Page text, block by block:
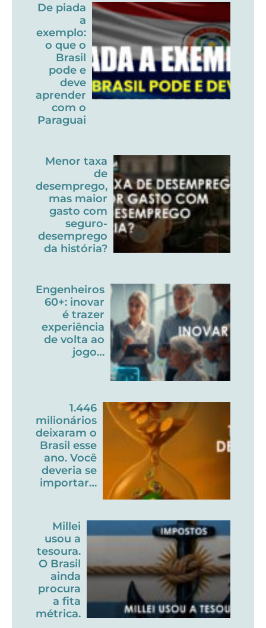
De piada
a
exemplo:
o que o
Brasil
pode e
deve
aprender
com o
Paraguai
Menor taxa
de
desemprego,
mas maior
gasto com
seguro-
desemprego
da história?
Engenheiros
60+: inovar
é trazer
experiência
de volta ao
jogo…
1.446
milionários
deixaram o
Brasil esse
ano. Você
deveria se
importar…
Millei
usou a
tesoura.
O Brasil
ainda
procura
a fita
métrica.